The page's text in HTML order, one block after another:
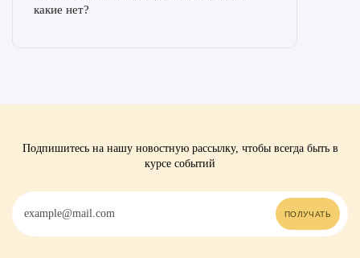
какие нет?
Подпишитесь на нашу новостную рассылку, чтобы всегда быть в
курсе событий
ПОЛУЧАТЬ